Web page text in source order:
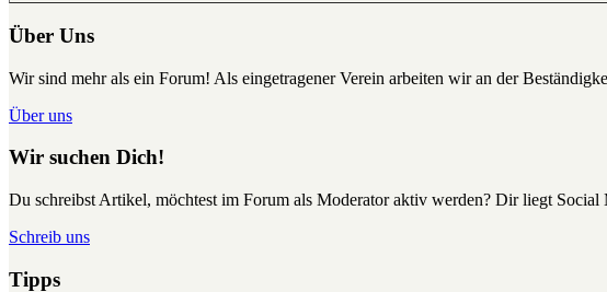
Über Uns
Wir sind mehr als ein Forum! Als eingetragener Verein arbeiten wir an der
Über uns
Wir suchen Dich!
Du schreibst Artikel, möchtest im Forum als Moderator aktiv werden? Dir liegt
Schreib uns
Tipps